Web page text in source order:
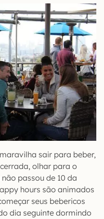
sair para beber,
olhar para o
passou de 10 da
hours são animados
seus bebericos
dia seguinte dormindo